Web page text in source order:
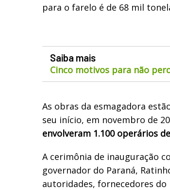
para o farelo é de 68 mil
Saiba mais
Cinco motivos para não
As obras da esmagadora
seu início, em novembro de
envolveram 1.100 operários
A cerimônia de inauguração
governador do Paraná,
autoridades, fornecedores